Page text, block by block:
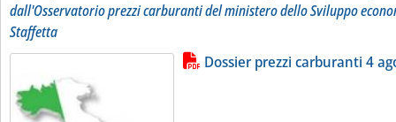
dall'Osservatorio prezzi carburanti del ministero dello Sviluppo
Staffetta
Leggi tutta la notizia: 'Dossier
Lista allegati PDF alla notiziaDossier prezzi carburanti 4